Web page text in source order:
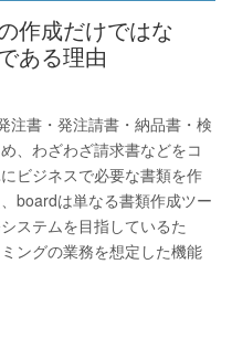
作成だけではな
ある理由
注書・発注請書・納品書・検
、わざわざ請求書などをコ
ビジネスで必要な書類を作
boardは単なる書類作成ツー
ステムを目指しているた
ングの業務を想定した機能